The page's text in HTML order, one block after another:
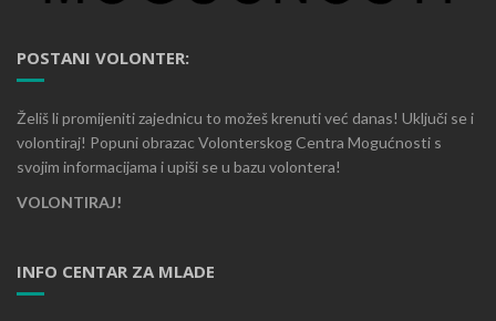
POSTANI VOLONTER:
Želiš li promijeniti zajednicu to možeš krenuti već danas! Uključi se i
volontiraj! Popuni obrazac Volonterskog Centra Mogućnosti s
svojim informacijama i upiši se u bazu volontera!
VOLONTIRAJ!
INFO CENTAR ZA MLADE